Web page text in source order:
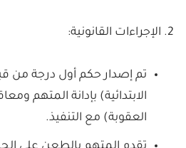
الإجراءات القانونية:
تم إصدار حكم أول درجة من
الابتدائية) بإدانة المتهم
العقوبة) مع التنفيذ.